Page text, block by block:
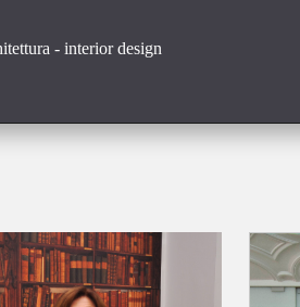
- interior design